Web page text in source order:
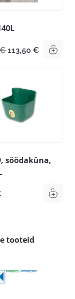
€ Algne
113,50 € Praegune
söödaküna,
tooteid